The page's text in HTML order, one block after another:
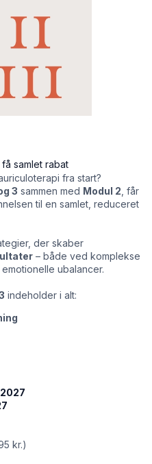
samlet rabat
fra start?
3 sammen med Modul 2 , får
til en samlet, reduceret
der skaber
– både ved komplekse
ubalancer.
indeholder i alt:
kr.)